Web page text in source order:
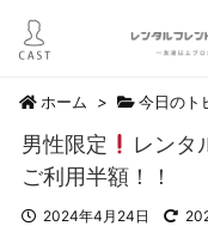
ホーム > 今日のト
男性限定
レンタ
ご利用半額！！
2024年4月24日